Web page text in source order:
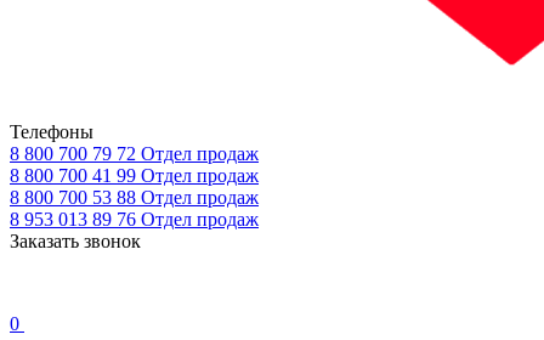
Телефоны
8 800 700 79 72 Отдел продаж
8 800 700 41 99 Отдел продаж
8 800 700 53 88 Отдел продаж
8 953 013 89 76 Отдел продаж
Заказать звонок
0